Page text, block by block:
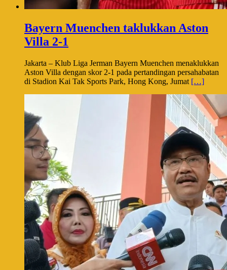
Bayern Muenchen taklukkan Aston
Villa 2-1
Jakarta – Klub Liga Jerman Bayern Muenchen menaklukkan
Aston Villa dengan skor 2-1 pada pertandingan persahabatan
di Stadion Kai Tak Sports Park, Hong Kong, Jumat […]